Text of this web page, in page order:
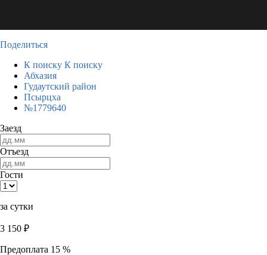
Поделиться
К поиску К поиску
Абхазия
Гудаутский район
Псырцха
№1779640
Заезд
Отъезд
Гости
за сутки
3 150 ₽
Предоплата 15 %